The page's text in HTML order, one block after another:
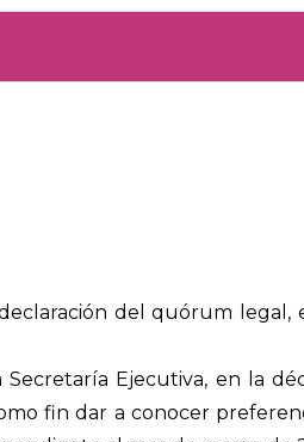
del quórum legal,
Ejecutiva, en la
fin dar a conocer